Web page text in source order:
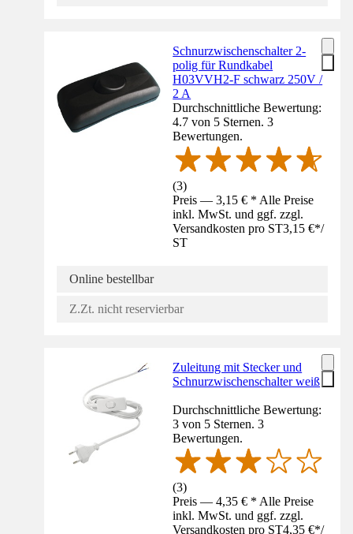
Schnurzwischenschalter 2-
polig für Rundkabel
H03VVH2-F schwarz 250V /
2 A
Durchschnittliche Bewertung:
4.7 von 5 Sternen. 3
Bewertungen.
(3)
Preis — 3,15 € * Alle Preise
inkl. MwSt. und ggf. zzgl.
Versandkosten pro ST3,15 €*/
ST
Online bestellbar
Z.Zt. nicht reservierbar
Zuleitung mit Stecker und
Schnurzwischenschalter weiß
Durchschnittliche Bewertung:
3 von 5 Sternen. 3
Bewertungen.
(3)
Preis — 4,35 € * Alle Preise
inkl. MwSt. und ggf. zzgl.
Versandkosten pro ST4,35 €*/